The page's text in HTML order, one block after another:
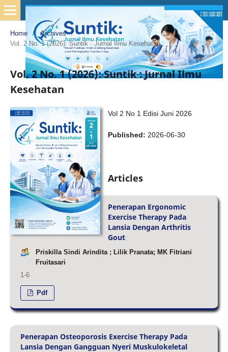
Home / Archives
/
Vol. 2 No. 1 (2026): Suntik : Jurnal Ilmu Kesehatan
Vol. 2 No. 1 (2026): Suntik : Jurnal Ilmu
Kesehatan
Vol 2 No 1 Edisi Juni 2026
Published: 2026-06-30
Articles
Penerapan Ergonomic
Exercise Therapy Pada
Lansia Dengan Arthritis
Gout
Priskilla Sindi Arindita ; Lilik Pranata; MK Fitriani
Fruitasari
1-6
Pdf
Penerapan Osteoporosis Exercise Therapy Pada
Lansia Dengan Gangguan Nyeri Muskulokeletal